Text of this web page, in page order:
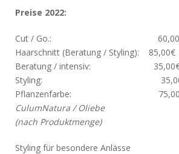
Preise 2022:
Cut / Go.:
Haarschnitt (Beratung / Styling): 85,00€
Beratung / intensiv:
Styling: 35,00€ bis
Pflanzenfarbe: 75,00€
CulumNatura / Oliebe
(nach Produktmenge)
Styling für besondere Anlässe